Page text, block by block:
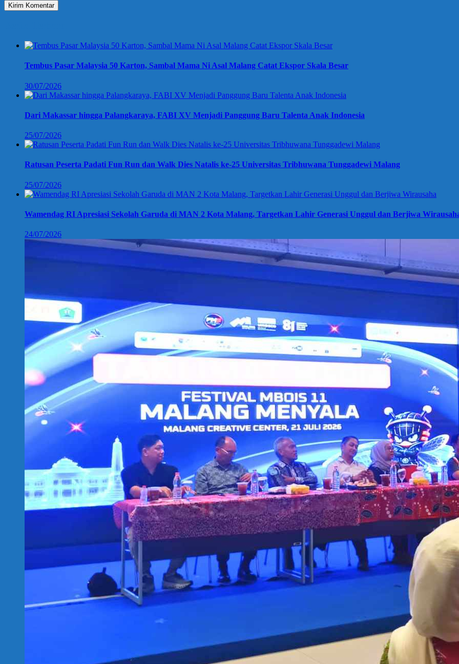
Tembus Pasar Malaysia 50 Karton, Sambal Mama Ni Asal Malang Catat Ekspor Skala Besar
30/07/2026
Dari Makassar hingga Palangkaraya, FABI XV Menjadi Panggung Baru Talenta Anak Indonesia
25/07/2026
Ratusan Peserta Padati Fun Run dan Walk Dies Natalis ke-25 Universitas Tribhuwana Tunggadewi Malang
25/07/2026
Wamendag RI Apresiasi Sekolah Garuda di MAN 2 Kota Malang, Targetkan Lahir Generasi Unggul dan Berjiwa
24/07/2026